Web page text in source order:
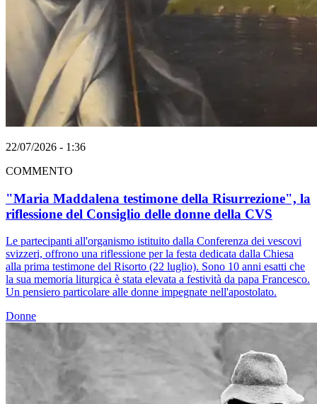
22/07/2026 - 1:36
COMMENTO
"Maria Maddalena testimone della Risurrezione", la
riflessione del Consiglio delle donne della CVS
Le partecipanti all'organismo istituito dalla Conferenza dei vescovi
svizzeri, offrono una riflessione per la festa dedicata dalla Chiesa
alla prima testimone del Risorto (22 luglio). Sono 10 anni esatti che
la sua memoria liturgica è stata elevata a festività da papa Francesco.
Un pensiero particolare alle donne impegnate nell'apostolato.
Donne